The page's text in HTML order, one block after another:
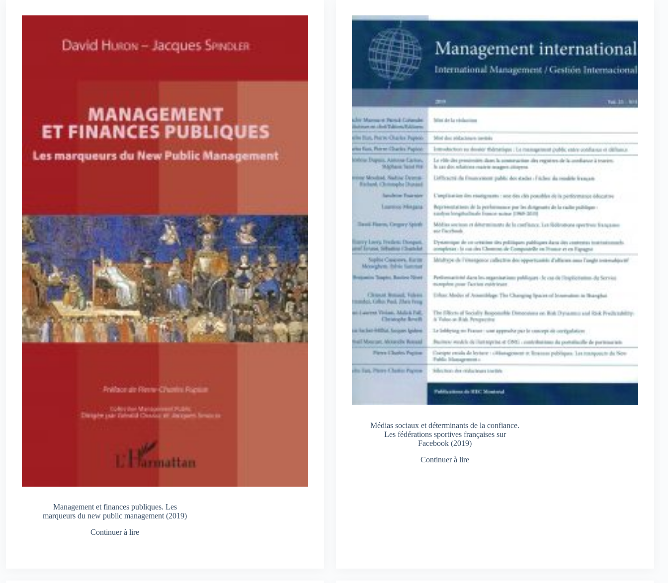
Management et finances publiques. Les
marqueurs du new public management (2019)
Continuer à lire
Médias sociaux et déterminants de la confiance.
Les fédérations sportives françaises sur
Facebook (2019)
Continuer à lire